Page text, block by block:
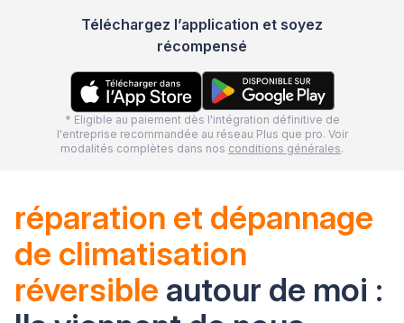
Téléchargez l’application et soyez
récompensé
* Eligible au paiement dès l'intégration définitive de
l'entreprise recommandée au réseau Plus que pro. Voir
modalités complètes dans nos conditions générales.
réparation et dépannage
de climatisation
réversible autour de moi :